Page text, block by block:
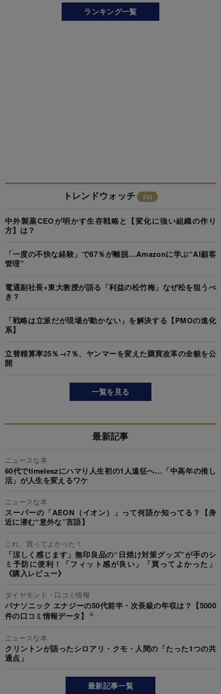
ランキング一覧
トレンドウォッチ
中外製薬CEOが明かす生存戦略と【変化に強い組織の作り
方】は？
「一度の不快な経験」で87％が離脱…Amazonに学ぶ“AI顧客
管理”
電通副社長×東大教授が語る「利益の松竹梅」なぜ松を狙うべ
き？
「戦略は立派だが現場が動かない」を解決する【PMOの進化
系】
立替精算率25％→7％、ヤンマーを変えた購買改革の全貌を公
開
一覧を見る
最新記事
ニュースな本
60代でtimeleszにハマり人生初の1人遠征へ…「中高年の推し
活」が人生を変えるワケ
ニュースな本
スーパーの「AEON（イオン）」って何語か知ってる？【身
近に潜む“意外な”言語】
これ、買ってよかった！
「涼しく感じます」無印良品の“日焼け対策グッズ”が手のシ
ミ予防に便利！「フィット感が良い」「買ってよかった」
《購入レビュー》
ダイヤモンド・口コミ情報
パナソニック エナジーの50代前半・次長級の年収は？【5000
件の口コミ情報データ】
ニュースな本
クリントンが語ったシロアリ・クモ・人間の「たった1つの共
通点」
最新記事一覧